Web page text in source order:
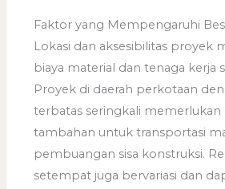
Faktor yang Mempengaruhi
Lokasi dan aksesibilitas proyek
biaya material dan tenaga kerja
Proyek di daerah perkotaan
terbatas seringkali memerlukan
tambahan untuk transportasi
pembuangan sisa konstruksi.
setempat juga bervariasi dan